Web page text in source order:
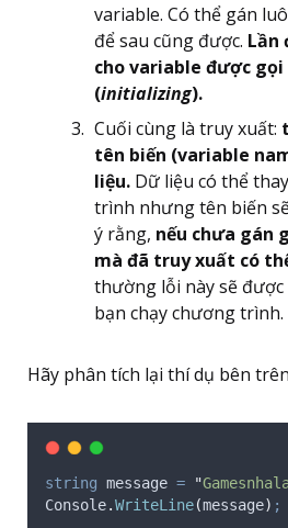
variable. Có thể gán
để sau cũng được. Lần
cho variable được gọi
(initializing).
Cuối cùng là truy xuất:
tên biến (variable
liệu. Dữ liệu có thể
trình nhưng tên biến
ý rằng, nếu chưa gán
mà đã truy xuất có
thường lỗi này sẽ
bạn chạy chương trình.
Hãy phân tích lại thí dụ bên
string message = "
Console.WriteLine(message) ;